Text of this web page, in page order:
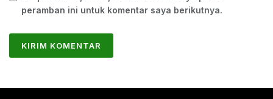
peramban ini untuk komentar saya berikutnya.